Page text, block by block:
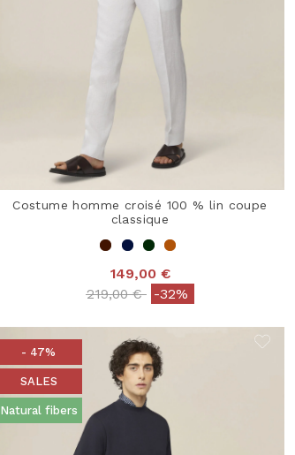
Costume homme croisé 100 % lin coupe
classique
149,00 €
Price reduced from
219,00 €to-32%
- 47%
SALES
Natural fibers